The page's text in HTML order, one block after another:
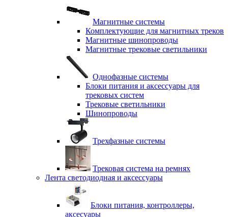
Магнитные системы
Комплектующие для магнитных треков
Магнитные шинопроводы
Магнитные трековые светильники
Однофазные системы
Блоки питания и аксессуары для
трековых систем
Трековые светильники
Шинопроводы
Трехфазные системы
Трековая система на ремнях
Лента светодиодная и аксессуары
Блоки питания, контроллеры,
аксесуары